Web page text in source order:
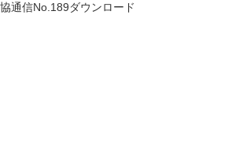
通信No.189ダウンロード